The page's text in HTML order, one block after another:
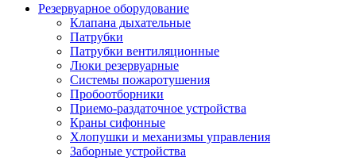
Резервуарное оборудование
Клапана дыхательные
Патрубки
Патрубки вентиляционные
Люки резервуарные
Системы пожаротушения
Пробоотборники
Приемо-раздаточное устройства
Краны сифонные
Хлопушки и механизмы управления
Заборные устройства